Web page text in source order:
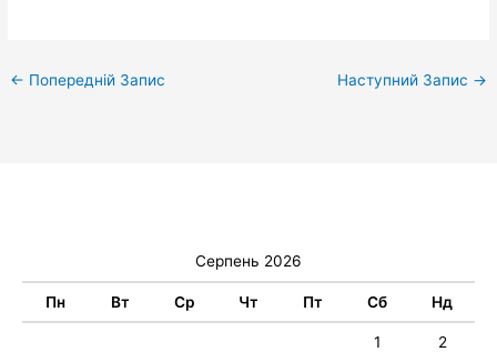
← Попередній Запис Наступний Запис →
Серпень 2026
Пн Вт Ср Чт Пт Сб Нд
1
2